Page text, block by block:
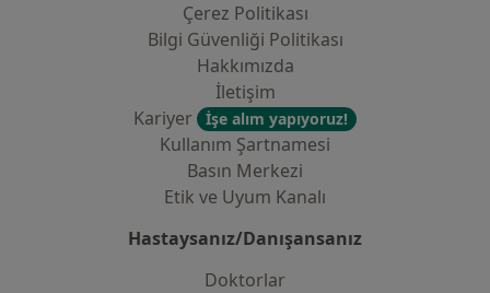
Çerez Politikası
Bilgi Güvenliği Politikası
Hakkımızda
İletişim
Kariyer
İşe alım yapıyoruz!
Kullanım Şartnamesi
Basın Merkezi
Etik ve Uyum Kanalı
Hastaysanız/Danışansanız
Doktorlar